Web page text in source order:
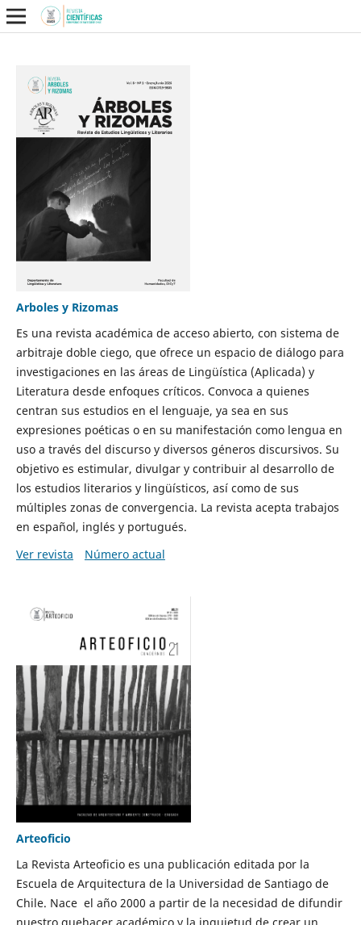
Arboles y Rizomas
Es una revista académica de acceso abierto, con sistema de
arbitraje doble ciego, que ofrece un espacio de diálogo para
investigaciones en las áreas de Lingüística (Aplicada) y
Literatura desde enfoques críticos. Convoca a quienes
centran sus estudios en el lenguaje, ya sea en sus
expresiones poéticas o en su manifestación como lengua en
uso a través del discurso y diversos géneros discursivos. Su
objetivo es estimular, divulgar y contribuir al desarrollo de
los estudios literarios y lingüísticos, así como de sus
múltiples zonas de convergencia. La revista acepta trabajos
en español, inglés y portugués.
Ver revista
Número actual
Arteoficio
La Revista Arteoficio es una publicación editada por la
Escuela de Arquitectura de la Universidad de Santiago de
Chile. Nace el año 2000 a partir de la necesidad de difundir